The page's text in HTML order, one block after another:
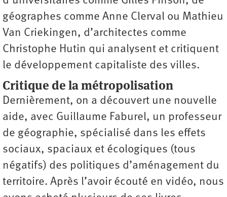
géographes comme Anne Clerval ou Mathieu
Van Criekingen, d’architectes comme
Christophe Hutin qui analysent et critiquent
le ­développement capitaliste des villes.
Critique de la métropolisation
Dernièrement, on a découvert une nouvelle
aide, avec Guillaume Faburel, un professeur
de géographie, spécialisé dans les effets
sociaux, spaciaux et écologiques (tous
négatifs) des politiques d’aménagement du
territoire. Après l’avoir écouté en vidéo, nous